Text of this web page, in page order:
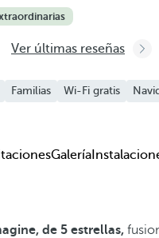
Ver últimas reseñas
Familias Wi-Fi gratis
Galería
de 5 estrellas,